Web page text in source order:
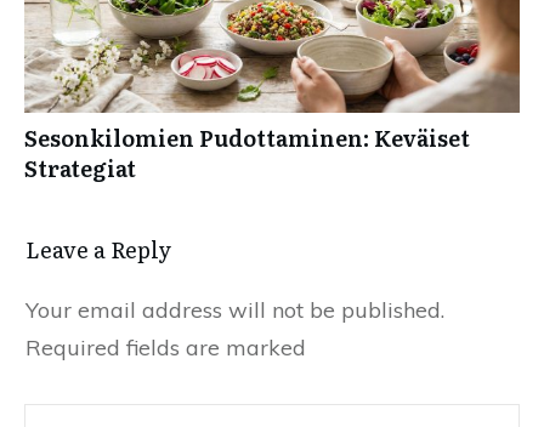
Sesonkilomien Pudottaminen: Keväiset
Strategiat
Leave a Reply
Your email address will not be published.
Required fields are marked